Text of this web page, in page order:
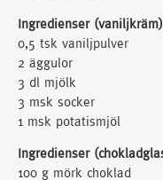
Ingredienser
0,5 tsk vaniljpulver
2 äggulor
3 dl mjölk
3 msk socker
1 msk potatismjöl
Ingredienser
100 g mörk choklad